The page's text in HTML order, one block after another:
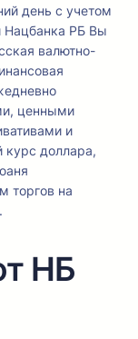
день с учетом
Нацбанка РБ Вы
валютно-
ценными
и
доллара,
торгов на
НБ